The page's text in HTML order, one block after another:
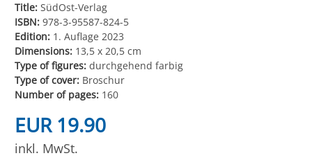
Title: SüdOst-Verlag
ISBN: 978-3-95587-824-5
Edition: 1. Auflage 2023
Dimensions: 13,5 x 20,5 cm
Type of figures: durchgehend farbig
Type of cover: Broschur
Number of pages: 160
EUR 19.90
inkl. MwSt.